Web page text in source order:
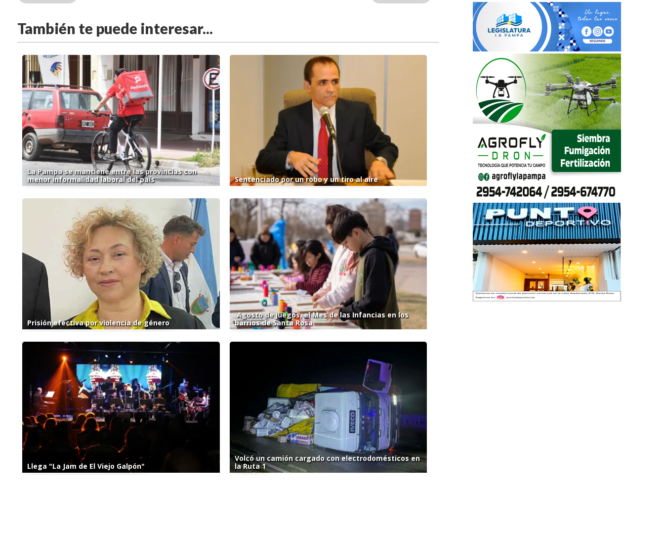
También te puede interesar...
La Pampa se mantiene entre las provincias con
menor informalidad laboral del país
Sentenciado por un robo y un tiro al aire
Prisión efectiva por violencia de género
Agosto de juegos, el Mes de las Infancias en los
barrios de Santa Rosa
Llega "La Jam de El Viejo Galpón"
Volcó un camión cargado con electrodomésticos en
la Ruta 1